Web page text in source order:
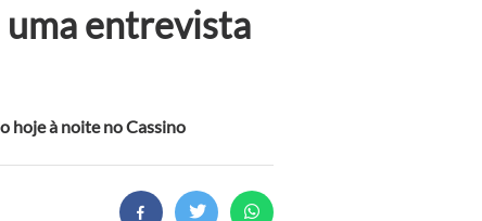
uma entrevista
hoje à noite no Cassino